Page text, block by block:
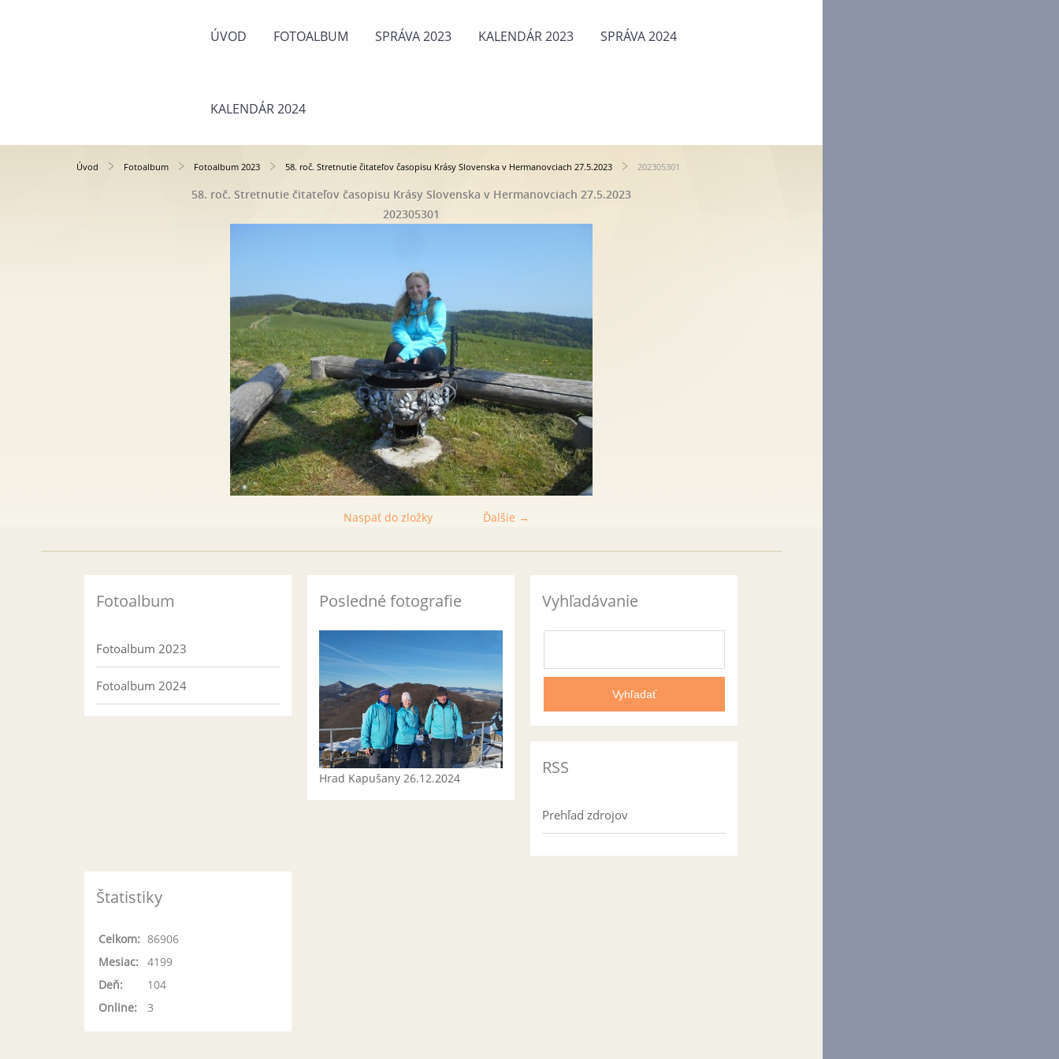
ÚVOD FOTOALBUM SPRÁVA 2023 KALENDÁR 2023 SPRÁVA 2024
KALENDÁR 2024
Úvod Fotoalbum Fotoalbum 2023 58. roč. Stretnutie čitateľov časopisu Krásy Slovenska v Hermanovciach 27.5.2023 202305301
58. roč. Stretnutie čitateľov časopisu Krásy Slovenska v Hermanovciach 27.5.2023
202305301
Ďalšie →
Naspäť do zložky
Fotoalbum
Fotoalbum 2023
Fotoalbum 2024
Posledné fotografie
Hrad Kapušany 26.12.2024
Vyhľadávanie
RSS
Prehľad zdrojov
Štatistiky
Online: 3
Celkom: 86906
Mesiac: 4199
Deň:
104